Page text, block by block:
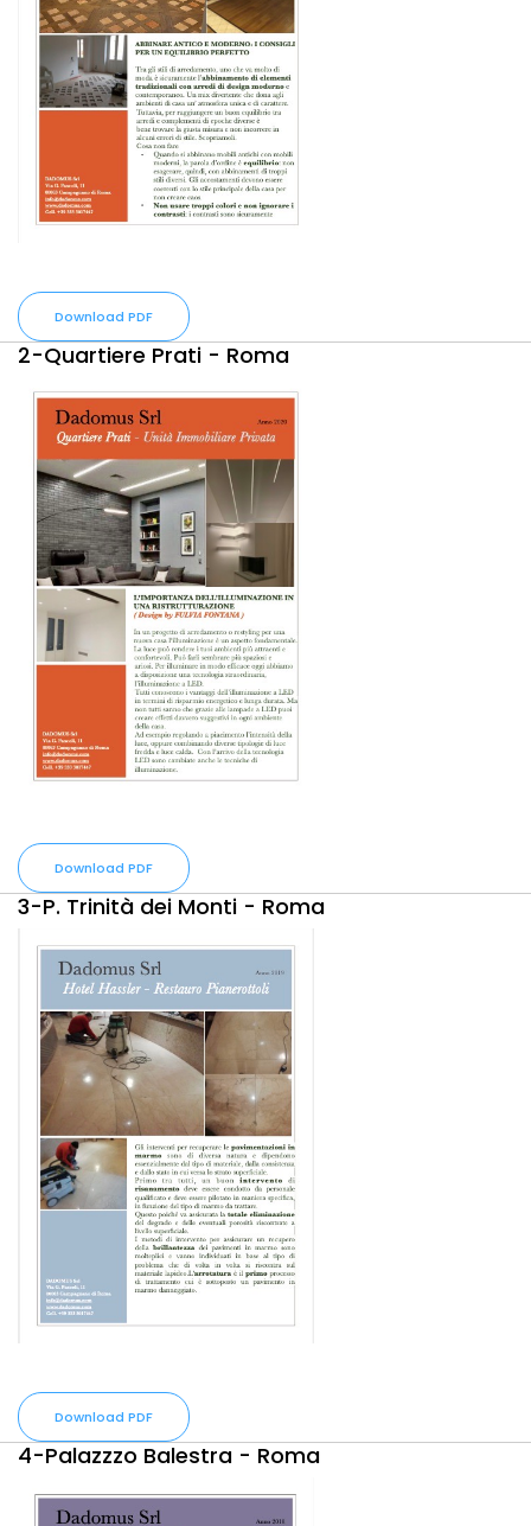
Download PDF
2-Quartiere Prati - Roma
Download PDF
3-P. Trinità dei Monti - Roma
Download PDF
4-Palazzzo Balestra - Roma